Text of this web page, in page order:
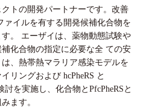
トの開発パートナーです。改善
イルを有する開発候補化合物を
。 エーザイは、薬物動態試験や
化合物の指定に必要な全 ての安
、熱帯熱マラリア感染モデルを
リングおよび hcPheRS と
を実施し、化合物とPfcPheRSと
ます。